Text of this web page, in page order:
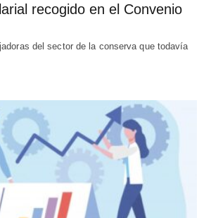
recogido en el Convenio
del sector de la conserva que todavía